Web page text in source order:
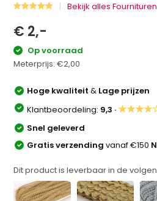
Bekijk alles Fournituren
€ 2,-
Op voorraad
Meterprijs:€2,00
Hoge kwaliteit& Lage prijzen
Klantbeoordeling: 9,3 ·
Snel geleverd
Gratis verzendingvanaf €150
Dit product is leverbaar in de